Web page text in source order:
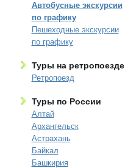
Автобусные экскурсии
по графику
Пешеходные экскурсии
по графику
Туры на ретропоезде
Ретропоезд
Туры по России
Алтай
Архангельск
Астрахань
Байкал
Башкирия